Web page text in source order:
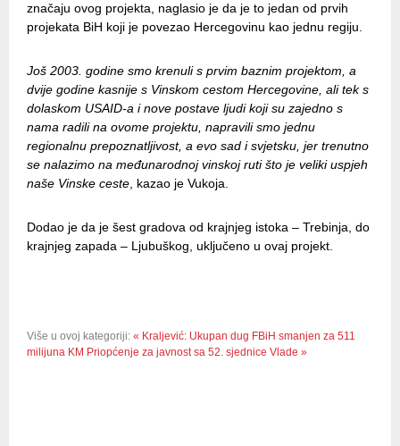
značaju ovog projekta, naglasio je da je to jedan od prvih
projekata BiH koji je povezao Hercegovinu kao jednu regiju.
Još 2003. godine smo krenuli s prvim baznim projektom, a
dvije godine kasnije s Vinskom cestom Hercegovine, ali tek s
dolaskom USAID-a i nove postave ljudi koji su zajedno s
nama radili na ovome projektu, napravili smo jednu
regionalnu prepoznatljivost, a evo sad i svjetsku, jer trenutno
se nalazimo na međunarodnoj vinskoj ruti što je veliki uspjeh
naše Vinske ceste , kazao je Vukoja.
Dodao je da je šest gradova od krajnjeg istoka – Trebinja, do
krajnjeg zapada – Ljubuškog, uključeno u ovaj projekt.
Više u ovoj kategoriji: « Kraljević: Ukupan dug FBiH smanjen za 511
milijuna KM Priopćenje za javnost sa 52. sjednice Vlade »